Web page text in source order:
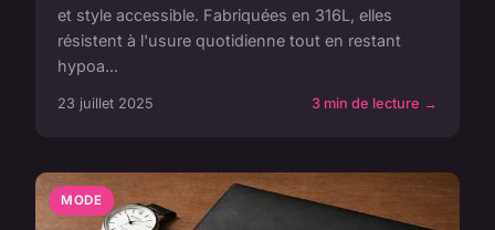
et style accessible. Fabriquées en 316L, elles
résistent à l'usure quotidienne tout en restant
hypoa...
23 juillet 2025 3 min de lecture →
MODE